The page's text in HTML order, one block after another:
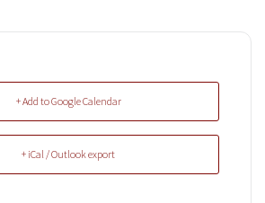
+ Add to Google Calendar
+ iCal / Outlook export